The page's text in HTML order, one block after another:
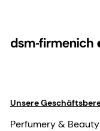
Unsere
Perfumery & Beauty